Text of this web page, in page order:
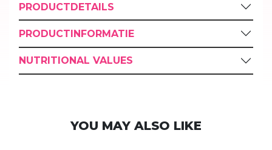
PRODUCTDETAILS
PRODUCTINFORMATIE
NUTRITIONAL VALUES
YOU MAY ALSO LIKE